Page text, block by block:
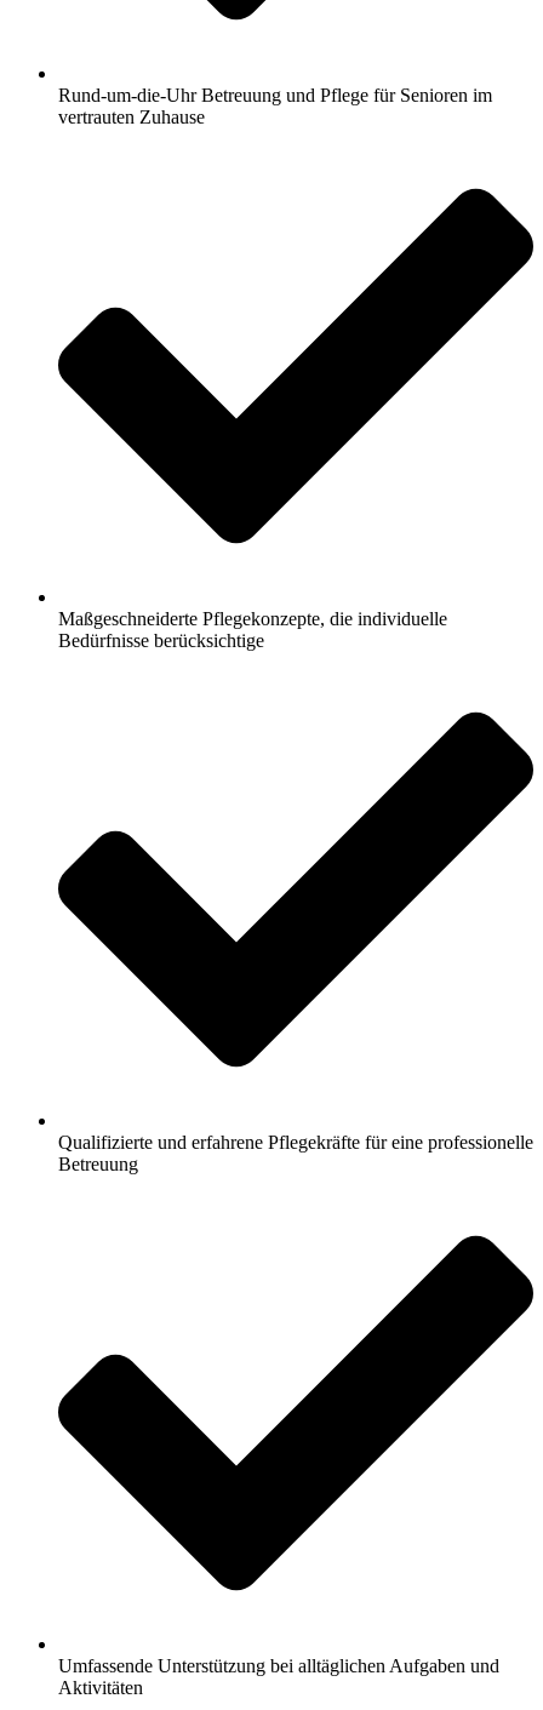
Rund-um-die-Uhr Betreuung und Pflege für Senioren im
vertrauten Zuhause
Maßgeschneiderte Pflegekonzepte, die individuelle
Bedürfnisse berücksichtige
Qualifizierte und erfahrene Pflegekräfte für eine professionelle
Betreuung
Umfassende Unterstützung bei alltäglichen Aufgaben und
Aktivitäten